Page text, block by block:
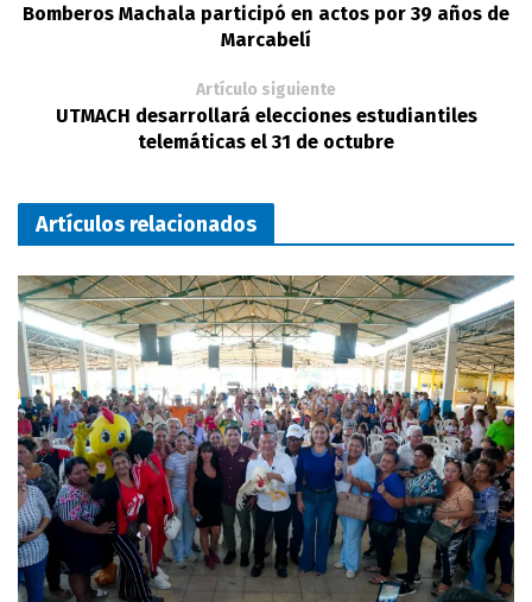
Bomberos Machala participó en actos por 39 años de
Marcabelí
Artículo siguiente
UTMACH desarrollará elecciones estudiantiles
telemáticas el 31 de octubre
Artículos relacionados